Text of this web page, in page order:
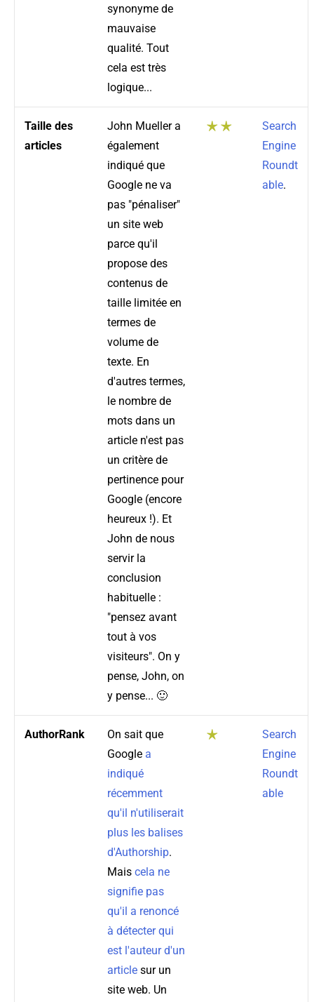
synonyme de
mauvaise
qualité. Tout
cela est très
logique...
Taille des
articles
John Mueller a
également
indiqué que
Google ne va
pas "pénaliser"
un site web
parce qu'il
propose des
contenus de
taille limitée en
termes de
volume de
texte. En
d'autres termes,
le nombre de
mots dans un
article n'est pas
un critère de
pertinence pour
Google (encore
heureux !). Et
John de nous
servir la
conclusion
habituelle :
"pensez avant
tout à vos
visiteurs". On y
pense, John, on
y pense... 🙂
Search
Engine
Roundt
able.
AuthorRank
On sait que
Google a
indiqué
récemment
qu'il n'utiliserait
plus les balises
d'Authorship.
Mais cela ne
signifie pas
qu'il a renoncé
à détecter qui
est l'auteur d'un
articlesur un
site web. Un
Search
Engine
Roundt
able